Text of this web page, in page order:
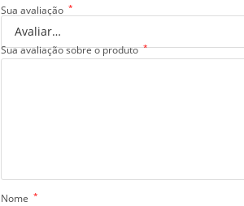
Sua avaliação *
Sua avaliação sobre o produto *
Nome *